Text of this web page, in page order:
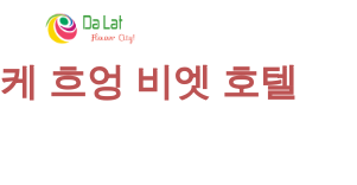
흐엉 비엣 호텔